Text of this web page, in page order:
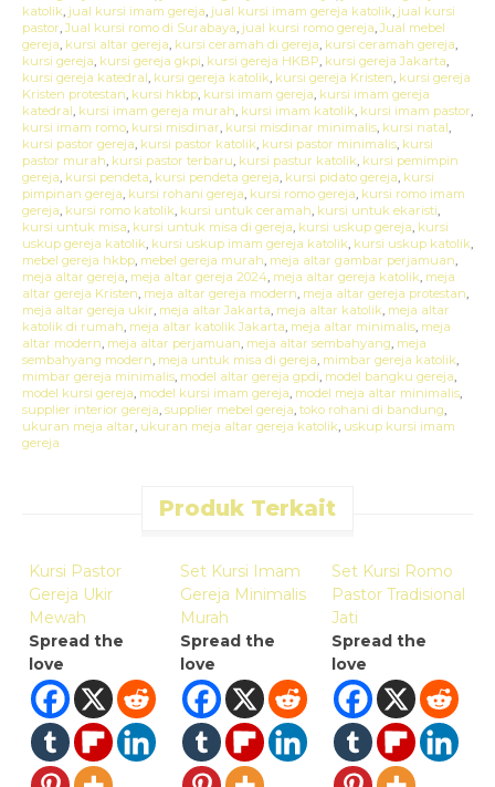
katolik, jual kursi imam gereja, jual kursi imam gereja katolik, jual kursi
pastor,Jual kursi romo di Surabaya, jual kursi romo gereja,Jual mebel
gereja, kursi altar gereja, kursi ceramah di gereja, kursi ceramah gereja,
kursi gereja, kursi gereja gkpi, kursi gereja HKBP, kursi gereja Jakarta,
kursi gereja katedral, kursi gereja katolik, kursi gereja Kristen, kursi gereja
Kristen protestan, kursi hkbp, kursi imam gereja, kursi imam gereja
katedral, kursi imam gereja murah, kursi imam katolik, kursi imam pastor,
kursi imam romo, kursi misdinar, kursi misdinar minimalis, kursi natal,
kursi pastor gereja, kursi pastor katolik, kursi pastor minimalis, kursi
pastor murah, kursi pastor terbaru, kursi pastur katolik, kursi pemimpin
gereja, kursi pendeta, kursi pendeta gereja, kursi pidato gereja, kursi
pimpinan gereja, kursi rohani gereja, kursi romo gereja, kursi romo imam
gereja, kursi romo katolik, kursi untuk ceramah, kursi untuk ekaristi,
kursi untuk misa, kursi untuk misa di gereja, kursi uskup gereja, kursi
uskup gereja katolik, kursi uskup imam gereja katolik, kursi uskup katolik,
mebel gereja hkbp, mebel gereja murah, meja altar gambar perjamuan,
meja altar gereja, meja altar gereja 2024, meja altar gereja katolik, meja
altar gereja Kristen, meja altar gereja modern, meja altar gereja protestan,
meja altar gereja ukir, meja altar Jakarta, meja altar katolik, meja altar
katolik di rumah, meja altar katolik Jakarta, meja altar minimalis, meja
altar modern, meja altar perjamuan, meja altar sembahyang, meja
sembahyang modern, meja untuk misa di gereja, mimbar gereja katolik,
mimbar gereja minimalis, model altar gereja gpdi, model bangku gereja,
model kursi gereja, model kursi imam gereja, model meja altar minimalis,
supplier interior gereja, supplier mebel gereja, toko rohani di bandung,
ukuran meja altar, ukuran meja altar gereja katolik, uskup kursi imam
gereja
Produk Terkait
Kursi Pastor
Gereja Ukir
Mewah
Spread the
love
Set Kursi Imam
Gereja Minimalis
Murah
Spread the
love
Set Kursi Romo
Pastor Tradisional
Jati
Spread the
love